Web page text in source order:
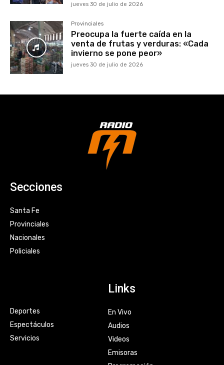
jueves 30 de julio de 2026
Provinciales
Preocupa la fuerte caída en la
venta de frutas y verduras: «Cada
invierno se pone peor»
jueves 30 de julio de 2026
Secciones
Santa Fe
Provinciales
Nacionales
Policiales
Deportes
Espectáculos
Servicios
Links
En Vivo
Audios
Videos
Emisoras